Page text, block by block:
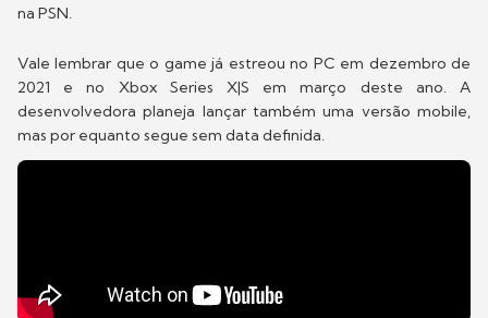
na PSN.
Vale lembrar que o game já estreou no PC em dezembro de
2021 e no Xbox Series X|S em março deste ano. A
desenvolvedora planeja lançar também uma versão mobile,
mas por equanto segue sem data definida.